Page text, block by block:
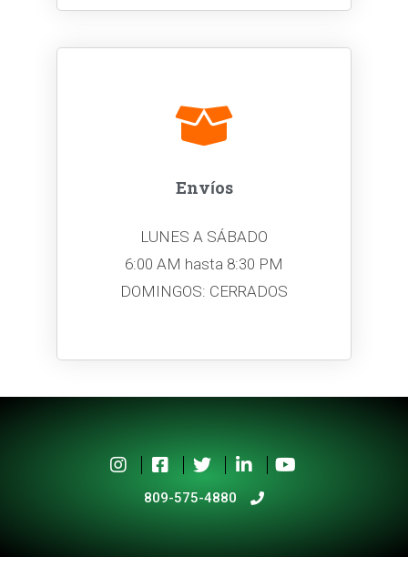
Envíos
LUNES A SÁBADO
6:00 AM hasta 8:30 PM
DOMINGOS: CERRADOS
809-575-4880